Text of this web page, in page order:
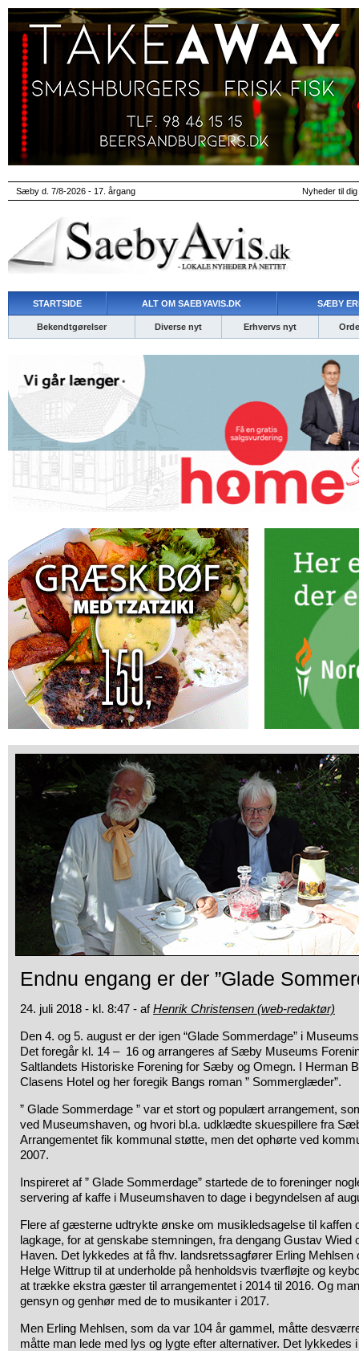
Sæby d. 7/8-2026 - 17. årgang Nyheder til
STARTSIDE ALT OM SAEBYAVIS.DK SÆBY
Bekendtgørelser Diverse nyt Erhvervs nyt
Endnu engang er der ”Glade
24. juli 2018 - kl. 8:47 - afHenrik Christensen (web-redaktør)
Den 4. og 5. august er der igen “Glade Sommerdage” i
Det foregår kl. 14 – 16 og arrangeres af Sæby Museums
Saltlandets Historiske Forening for Sæby og Omegn. I Herman
Clasens Hotel og her foregik Bangs roman ” Sommerglæder”.
” Glade Sommerdage ” var et stort og populært arrangement,
ved Museumshaven, og hvori bl.a. udklædte skuespillere fra
Arrangementet fik kommunal støtte, men det ophørte ved
2007.
Inspireret af ” Glade Sommerdage” startede de to foreninger
servering af kaffe i Museumshaven to dage i begyndelsen af
Flere af gæsterne udtrykte ønske om musikledsagelse til kaffen
lagkage, for at genskabe stemningen, fra dengang Gustav Wied
Haven. Det lykkedes at få fhv. landsretssagfører Erling Mehlsen
Helge Wittrup til at underholde på henholdsvis tværfløjte og
at trække ekstra gæster til arrangementet i 2014 til 2016. Og
gensyn og genhør med de to musikanter i 2017.
Men Erling Mehlsen, som da var 104 år gammel, måtte
måtte man lede med lys og lygte efter alternativer. Det lykkedes